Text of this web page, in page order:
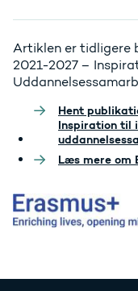
Artiklen er tidligere
2021-2027 –
Hent
Inspiration til
Læs mere om